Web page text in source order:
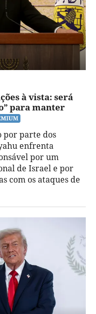
à vista: será
para manter
por parte dos
enfrenta
por um
de Israel e por
com os ataques de